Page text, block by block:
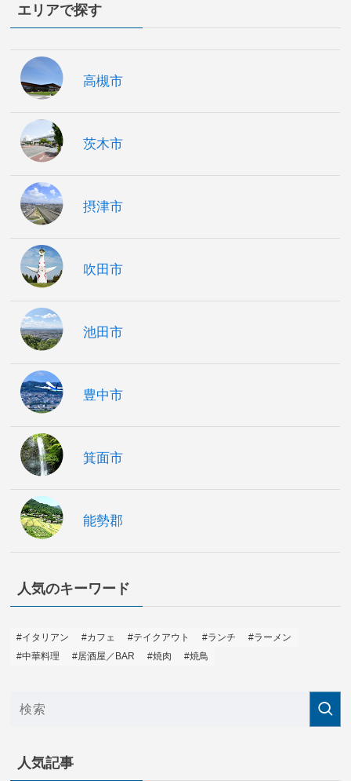
エリアで探す
高槻市
茨木市
摂津市
吹田市
池田市
豊中市
箕面市
能勢郡
人気のキーワード
#イタリアン #カフェ #テイクアウト #ランチ
#ラーメン
#中華料理
#居酒屋／BAR #焼肉 #焼鳥
人気記事